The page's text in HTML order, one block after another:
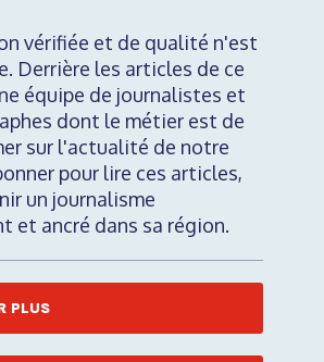
vérifiée et de qualité n'est
Derrière les articles de ce
équipe de journalistes et
dont le métier est de
sur l'actualité de notre
pour lire ces articles,
un journalisme
et ancré dans sa région.
PLUS